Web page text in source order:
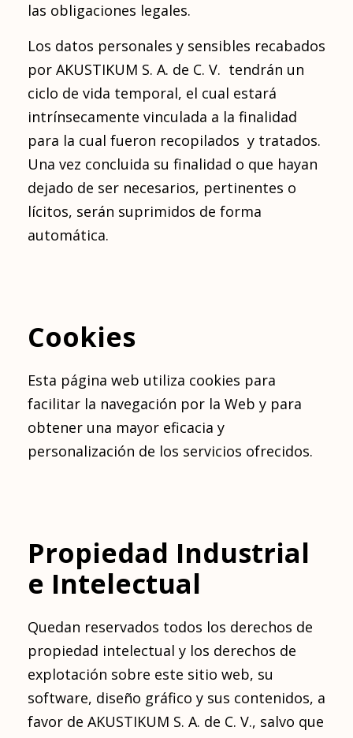
las obligaciones legales.
Los datos personales y sensibles recabados
por AKUSTIKUM S. A. de C. V. tendrán un
ciclo de vida temporal, el cual estará
intrínsecamente vinculada a la finalidad
para la cual fueron recopilados y tratados.
Una vez concluida su finalidad o que hayan
dejado de ser necesarios, pertinentes o
lícitos, serán suprimidos de forma
automática.
Cookies
Esta página web utiliza cookies para
facilitar la navegación por la Web y para
obtener una mayor eficacia y
personalización de los servicios ofrecidos.
Propiedad Industrial
e Intelectual
Quedan reservados todos los derechos de
propiedad intelectual y los derechos de
explotación sobre este sitio web, su
software, diseño gráfico y sus contenidos, a
favor de AKUSTIKUM S. A. de C. V., salvo que